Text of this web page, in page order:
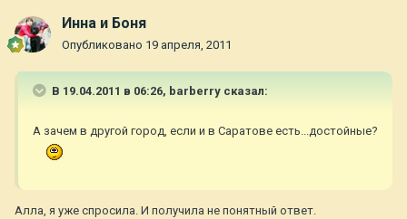
Инна и Боня
Опубликовано 19 апреля, 2011
В 19.04.2011 в 06:26, barberry сказал:
А зачем в другой город, если и в Саратове есть...достойные?
Алла, я уже спросила. И получила не понятный ответ.